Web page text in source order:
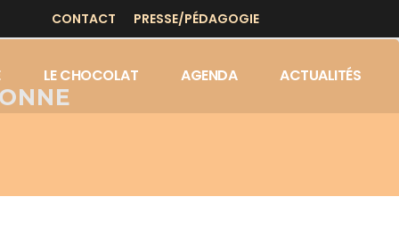
CONTACT PRESSE/PÉDAGOGIE
LE CHOCOLAT AGENDA ACTUALITÉS